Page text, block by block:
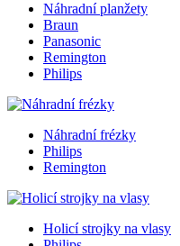
Náhradní planžety
Braun
Panasonic
Remington
Philips
Náhradní frézky
Philips
Remington
Holicí strojky na vlasy